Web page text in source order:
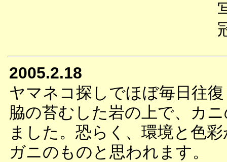
2005.2.18
ヤマネコ探しでほぼ毎日往
脇の苔むした岩の上で、カ
ました。恐らく、環境と色
ガニのものと思われます。